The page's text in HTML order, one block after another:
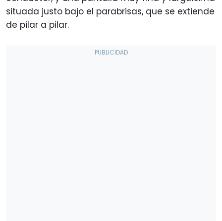
situada justo bajo el parabrisas, que se extiende
de pilar a pilar.